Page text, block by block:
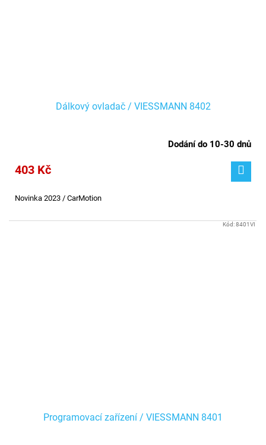
Dálkový ovladač / VIESSMANN 8402
Dodání do 10-30 dnů
403 Kč
Novinka 2023 / CarMotion
Programovací zařízení / VIESSMANN 8401
Kód:8401VI